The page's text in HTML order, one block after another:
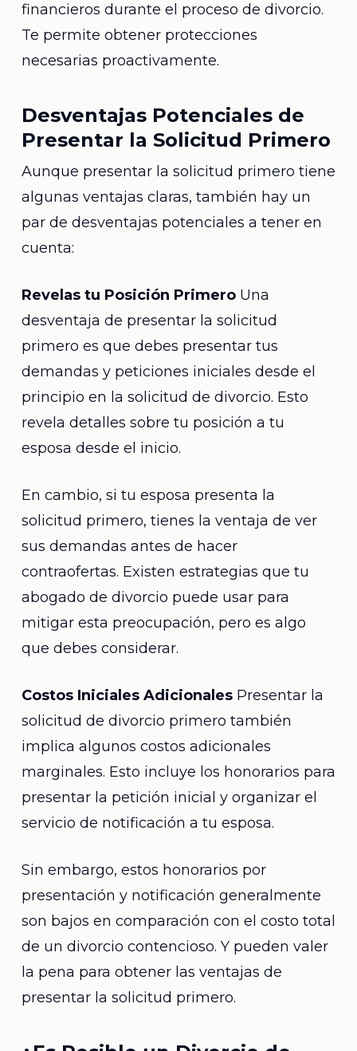
financieros durante el proceso de divorcio.
Te permite obtener protecciones
necesarias proactivamente.
Desventajas Potenciales de
Presentar la Solicitud Primero
Aunque presentar la solicitud primero tiene
algunas ventajas claras, también hay un
par de desventajas potenciales a tener en
cuenta:
Revelas tu Posición PrimeroUna
desventaja de presentar la solicitud
primero es que debes presentar tus
demandas y peticiones iniciales desde el
principio en la solicitud de divorcio. Esto
revela detalles sobre tu posición a tu
esposa desde el inicio.
En cambio, si tu esposa presenta la
solicitud primero, tienes la ventaja de ver
sus demandas antes de hacer
contraofertas. Existen estrategias que tu
abogado de divorcio puede usar para
mitigar esta preocupación, pero es algo
que debes considerar.
Costos Iniciales AdicionalesPresentar la
solicitud de divorcio primero también
implica algunos costos adicionales
marginales. Esto incluye los honorarios para
presentar la petición inicial y organizar el
servicio de notificación a tu esposa.
Sin embargo, estos honorarios por
presentación y notificación generalmente
son bajos en comparación con el costo total
de un divorcio contencioso. Y pueden valer
la pena para obtener las ventajas de
presentar la solicitud primero.